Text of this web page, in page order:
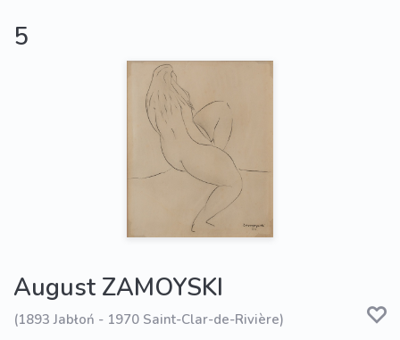
5
August ZAMOYSKI
(1893 Jabłoń - 1970 Saint-Clar-de-Rivière)